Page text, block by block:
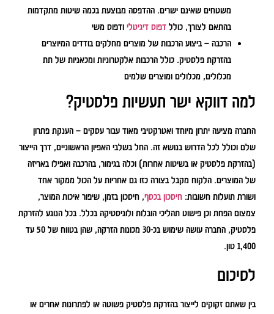
משטחים שאינם ישרים. ההדפסה מבוצעת בכמה שיטות מתקדמות
בהתאם לצורך, כולל דפוס דיגיטלי ודפוס משי
הרכבה – ביצוע הרכבות של מוצרים מחלקים בודדים המיוצרים
בהזרקת פלסטיק. כולל הרכבות אלקטרוניות ומכאניות של תת
מכלולים, מכלולים ומוצרים שלמים
למה דווקא ישר תעשיות פלסטיק?
החברה מציעה יתרון מיוחד ואטרקטיבי מאוד עבור עסקים – הענקת פתרון
שלם וכולל לכל הדרוש בנושא זה. החל בשלבי האפיון הראשוניים, דרך הייצור
(בהזרקת פלסטיק או בשיטות אחרות) וכלה בגימור, בהרכבה ואפילו באריזה
של המוצרים. הלקוח מקבל בצורה כזו גם אחריות על הכול ממקור אחד
ושורת תועלות חשובות: חיסכון בכסף, חיסכון בזמן, שיפור איכות המוצר,
צמצום הפחת וכן פישוט תהליכי הובלות ולוגיסטיקה בכלל. בכל הנוגע להזרקת
פלסטיק, החברה עושה שימוש בכ-30 מכונות הזרקה, שהן בטווח של 50 עד
1,400 טון.
לסיכום
בין שאתם זקוקים לייצור בהזרקת פלסטיק פשוטה או לפתרונות אחרים או